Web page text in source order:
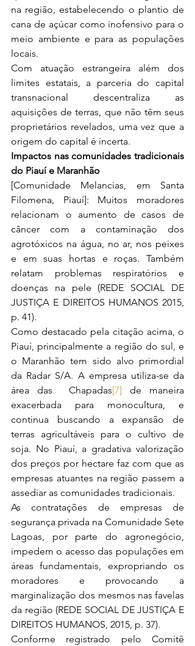
na região, estabelecendo o plantio de
cana de açúcar como inofensivo para o
meio ambiente e para as populações
locais.
Com atuação estrangeira além dos
limites estatais, a parceria do capital
transnacional descentraliza as
aquisições de terras, que não têm seus
proprietários revelados, uma vez que a
origem do capital é incerta.
Impactos nas comunidades tradicionais
do Piauí e Maranhão
[Comunidade Melancias, em Santa
Filomena, Piauí]: Muitos moradores
relacionam o aumento de casos de
câncer com a contaminação dos
agrotóxicos na água, no ar, nos peixes
e em suas hortas e roças. Também
relatam problemas respiratórios e
doenças na pele (REDE SOCIAL DE
JUSTIÇA E DIREITOS HUMANOS 2015,
p. 41).
Como destacado pela citação acima, o
Piauí, principalmente a região do sul, e
o Maranhão tem sido alvo primordial
da Radar S/A. A empresa utiliza-se da
área das  Chapadas[7] de maneira
exacerbada para monocultura, e
continua buscando a expansão de
terras agricultáveis para o cultivo de
soja. No Piauí, a gradativa valorização
dos preços por hectare faz com que as
empresas atuantes na região passem a
assediar as comunidades tradicionais.
As contratações de empresas de
segurança privada na Comunidade Sete
Lagoas, por parte do agronegócio,
impedem o acesso das populações em
áreas fundamentais, expropriando os
moradores e provocando a
marginalização dos mesmos nas favelas
da região (REDE SOCIAL DE JUSTIÇA E
DIREITOS HUMANOS, 2015, p. 37).
Conforme registrado pelo Comitê